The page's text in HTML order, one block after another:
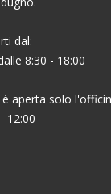
dal:
8:30 - 18:00
è aperta solo
12:00